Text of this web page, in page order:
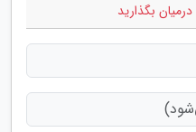
بگذارید